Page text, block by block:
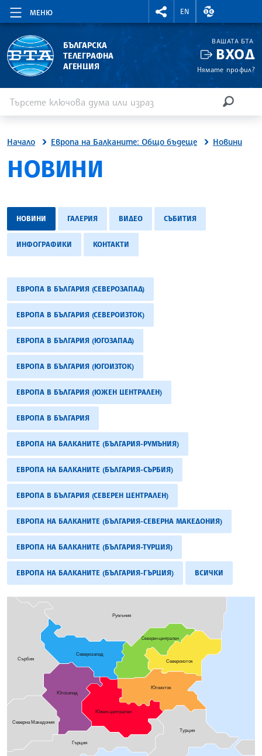
МЕНЮ
RIGHTMENU.SOCIAL
EN
ВАЛУТНИ
БЪЛГАРСКА
ТЕЛЕГРАФНА
АГЕНЦИЯ
ВАШАТА БТА
ВХОД
Нямате профил?
Начало Европа на Балканите: Общо бъдеще Новини
НОВИНИ
НОВИНИ ГАЛЕРИЯ ВИДЕО СЪБИТИЯ
ИНФОГРАФИКИ КОНТАКТИ
ЕВРОПА В БЪЛГАРИЯ (СЕВЕРОЗАПАД)
ЕВРОПА В БЪЛГАРИЯ (СЕВЕРОИЗТОК)
ЕВРОПА В БЪЛГАРИЯ (ЮГОЗАПАД)
ЕВРОПА В БЪЛГАРИЯ (ЮГОИЗТОК)
ЕВРОПА В БЪЛГАРИЯ (ЮЖЕН ЦЕНТРАЛЕН)
ЕВРОПА В БЪЛГАРИЯ
ЕВРОПА НА БАЛКАНИТЕ (БЪЛГАРИЯ-РУМЪНИЯ)
ЕВРОПА НА БАЛКАНИТЕ (БЪЛГАРИЯ-СЪРБИЯ)
ЕВРОПА В БЪЛГАРИЯ (СЕВЕРЕН ЦЕНТРАЛЕН)
ЕВРОПА НА БАЛКАНИТЕ (БЪЛГАРИЯ-СЕВЕРНА МАКЕДОНИЯ)
ЕВРОПА НА БАЛКАНИТЕ (БЪЛГАРИЯ-ТУРЦИЯ)
ЕВРОПА НА БАЛКАНИТЕ (БЪЛГАРИЯ-ГЪРЦИЯ) ВСИЧКИ